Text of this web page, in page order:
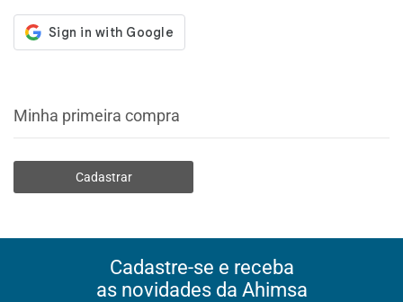
Minha primeira compra
Cadastrar
Cadastre-se e receba
as novidades da Ahimsa